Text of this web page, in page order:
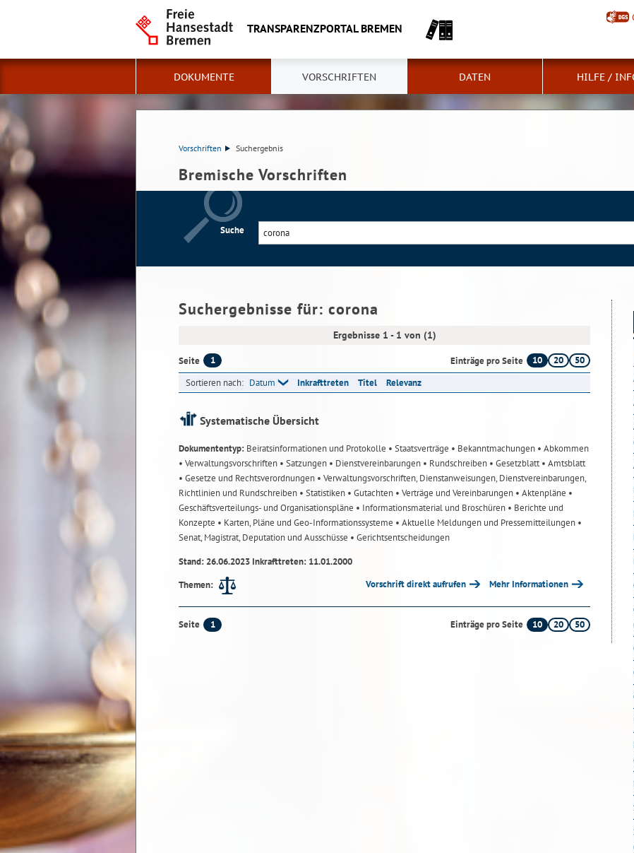
TRANSPARENZPORTAL BREMEN
DOKUMENTE VORSCHRIFTEN DATEN HILFE /
Vorschriften Suchergebnis
Bremische Vorschriften
Suche
Suchergebnisse für: corona
Ergebnisse 1 - 1 von (1)
Seite 1 Einträge pro Seite 10 20
50
Sortieren nach: Datum Inkrafttreten Titel Relevanz
Systematische Übersicht
Dokumententyp: Beiratsinformationen und Protokolle • Staatsverträge • Bekanntmachungen • Abkommen
• Verwaltungsvorschriften • Satzungen • Dienstvereinbarungen • Rundschreiben • Gesetzblatt• Amtsblatt
• Gesetze und Rechtsverordnungen • Verwaltungsvorschriften, Dienstanweisungen, Dienstvereinbarungen,
Richtlinien und Rundschreiben • Statistiken • Gutachten • Verträge und Vereinbarungen • Aktenpläne •
Geschäftsverteilungs- und Organisationspläne • Informationsmaterial und Broschüren • Berichte und
Konzepte • Karten, Pläne und Geo-Informationssysteme • Aktuelle Meldungen und Pressemitteilungen •
Senat, Magistrat, Deputation und Ausschüsse • Gerichtsentscheidungen
Stand: 26.06.2023 Inkrafttreten: 11.01.2000
Themen:
Vorschrift direkt aufrufen Mehr Informationen
Seite 1 Einträge pro Seite 10 20 50